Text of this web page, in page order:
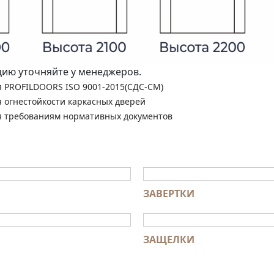
уточняйте у менеджеров.
ISO 9001-2015(СДС-СМ)
каркасных дверей
требованиям нормативных документов
ЗАВЕРТКИ
ЗАЩЕЛКИ